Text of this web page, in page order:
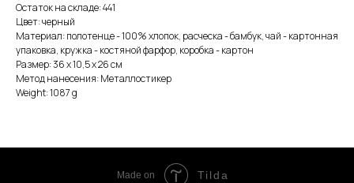
Остаток на складе: 441
Цвет: черный
Материал: полотенце - 100% хлопок, расческа - бамбук, чай - картонная
упаковка, кружка - костяной фарфор, коробка - картон
Размер: 36 х 10,5 х 26 см
Метод нанесения: Металлостикер
Weight: 1087 g
Made on Tilda